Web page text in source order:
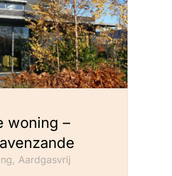
woning –
Aardgasvrij